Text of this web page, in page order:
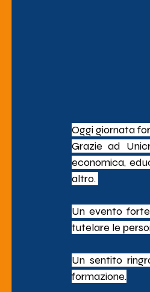
Oggi giornata
Grazie ad
economica,
altro.
Un evento
tutelare le
Un sentito
formazione.